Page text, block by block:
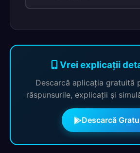
Vrei explicații
Descarcă aplicația gratuită
răspunsurile, explicații și
Descarcă